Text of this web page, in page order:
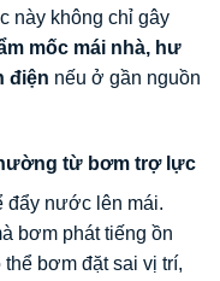
này không chỉ gây
mốc mái nhà, hư
điện nếu ở gần nguồn
từ bơm trợ lực
đẩy nước lên mái.
bơm phát tiếng ồn
bơm đặt sai vị trí,